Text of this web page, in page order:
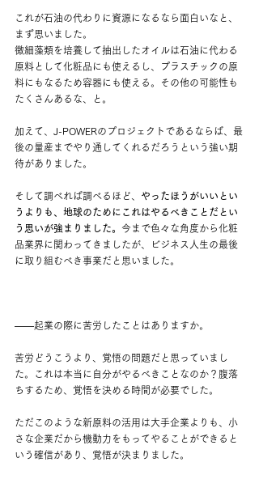
これが石油の代わりに資源になるなら面白いなと、
まず思いました。
微細藻類を培養して抽出したオイルは石油に代わる
原料として化粧品にも使えるし、プラスチックの原
料にもなるため容器にも使える。その他の可能性も
たくさんあるな、と。
加えて、J-POWERのプロジェクトであるならば、最
後の量産までやり通してくれるだろうという強い期
待がありました。
そして調べれば調べるほど、 やったほうがいいとい
うよりも、地球のためにこれはやるべきことだとい
う思いが強まりました。 今まで色々な角度から化粧
品業界に関わってきましたが、ビジネス人生の最後
に取り組むべき事業だと思いました。
——起業の際に苦労したことはありますか。
苦労どうこうより、覚悟の問題だと思っていまし
た。これは本当に自分がやるべきことなのか？腹落
ちするため、覚悟を決める時間が必要でした。
ただこのような新原料の活用は大手企業よりも、小
さな企業だから機動力をもってやることができると
いう確信があり、覚悟が決まりました。